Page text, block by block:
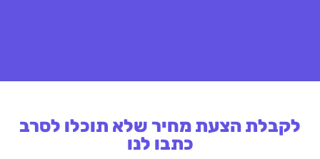
לקבלת הצעת מחיר שלא תוכלו לסרב
כתבו לנו